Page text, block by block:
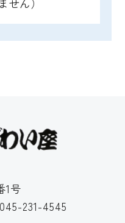
1号
231-4545